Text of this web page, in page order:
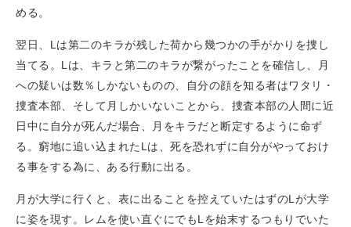
める。
翌日、Lは第二のキラが残した荷から幾つかの手がかりを捜し
当てる。Lは、キラと第二のキラが繋がったことを確信し、月
への疑いは数％しかないものの、自分の顔を知る者はワタリ・
捜査本部、そして月しかいないことから、捜査本部の人間に近
日中に自分が死んだ場合、月をキラだと断定するように命ず
る。窮地に追い込まれたLは、死を恐れずに自分がやっておけ
る事をする為に、ある行動に出る。
月が大学に行くと、表に出ることを控えていたはずのLが大学
に姿を現す。レムを使い直ぐにでもLを始末するつもりでいた